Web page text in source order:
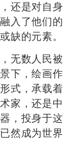
还是对自身
入了他们的
缺的元素。
无数人民被
下，绘画作
式，承载着
家，还是中
，投身于这
然成为世界